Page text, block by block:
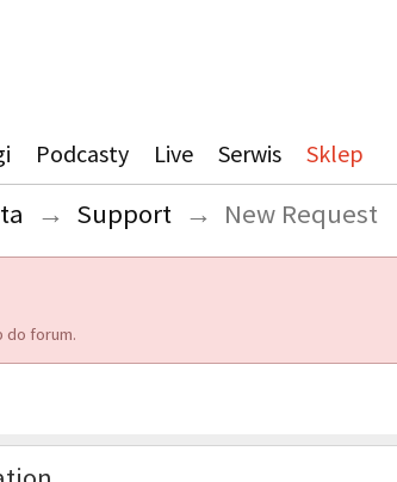
Podcasty Live Serwis Sklep
→ Support → New Request
do forum.